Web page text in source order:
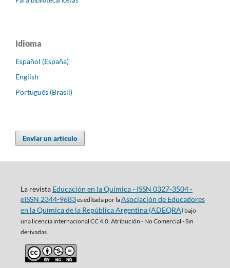
Idioma
Español (España)
English
Português (Brasil)
Enviar un artículo
La revista Educación en la Química - ISSN 0327-3504 -
eISSN 2344-9683es editada por laAsociación de Educadores
en la Química de la República Argentina (ADEQRA)bajo
una licencia internacional CC 4.0. Atribución - No Comercial - Sin
derivadas